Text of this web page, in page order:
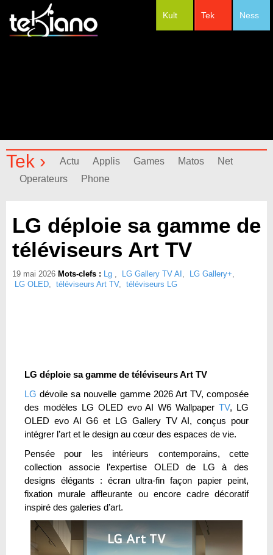
Ness
Tek
Kult
Tek › Actu Applis Games Matos
Net
Operateurs
Phone
LG déploie sa gamme de
téléviseurs Art TV
19 mai 2026 Mots-clefs : Lg , LG Gallery TV AI , LG Gallery+,
LG OLED, téléviseurs Art TV, téléviseurs LG
LG déploie sa gamme de téléviseurs Art TV
LG dévoile sa nouvelle gamme 2026 Art TV, composée
des modèles LG OLED evo AI W6 Wallpaper TV, LG
OLED evo AI G6 et LG Gallery TV AI, conçus pour
intégrer l’art et le design au cœur des espaces de vie.
Pensée pour les intérieurs contemporains, cette
collection associe l’expertise OLED de LG à des
designs élégants : écran ultra-fin façon papier peint,
fixation murale affleurante ou encore cadre décoratif
inspiré des galeries d’art.